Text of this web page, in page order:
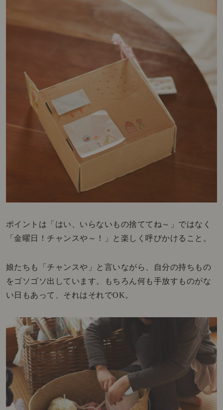
ポイントは「はい、いらないもの捨ててね～」ではなく
「金曜日！チャンスや～！」と楽しく呼びかけること。
娘たちも「チャンスや」と言いながら、自分の持ちもの
をゴソゴソ出しています。もちろん何も手放すものがな
い日もあって、それはそれでOK。